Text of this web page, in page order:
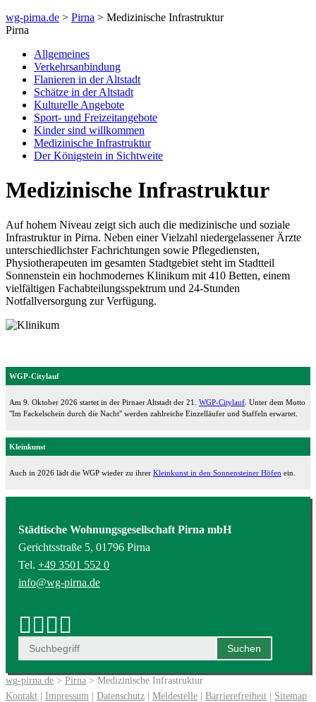
wg-pirna.de > Pirna > Medizinische Infrastruktur
Pirna
Allgemeines
Verkehrsanbindung
Flanieren in der Altstadt
Schätze in der Altstadt
Kulturelle Angebote
Sport- und Freizeitangebote
Kinder sind willkommen
Medizinische Infrastruktur
Der Königstein in Sichtweite
Medizinische Infrastruktur
Auf hohem Niveau zeigt sich auch die medizinische und soziale
Infrastruktur in Pirna. Neben einer Vielzahl niedergelassener Ärzte
unterschiedlichster Fachrichtungen sowie Pflegediensten,
Physiotherapeuten im gesamten Stadtgebiet steht im Stadtteil
Sonnenstein ein hochmodernes Klinikum mit 410 Betten, einem
vielfältigen Fachabteilungsspektrum und 24-Stunden
Notfallversorgung zur Verfügung.
WGP-Citylauf
Am 9. Oktober 2026 startet in der Pirnaer Altstadt der 21. WGP-Citylauf . Unter dem Motto
"Im Fackelschein durch die Nacht" werden zahlreiche Einzelläufer und Staffeln erwartet.
Kleinkunst
Auch in 2026 lädt die WGP wieder zu ihrer Kleinkunst in den Sonnensteiner Höfen ein.
Städtische Wohnungsgesellschaft Pirna mbH
Gerichtsstraße 5, 01796 Pirna
Tel. +49 3501 552 0
info@wg-pirna.de
wg-pirna.de > Pirna > Medizinische Infrastruktur
Kontakt | Impressum | Datenschutz | Meldestelle | Barrierefreiheit | Sitemap